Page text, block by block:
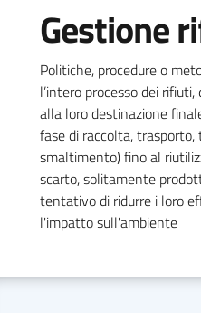
Gestione
Politiche, procedure o
l’intero processo dei
alla loro destinazione
fase di raccolta,
smaltimento) fino al
scarto, solitamente
tentativo di ridurre i loro
l'impatto sull'ambiente